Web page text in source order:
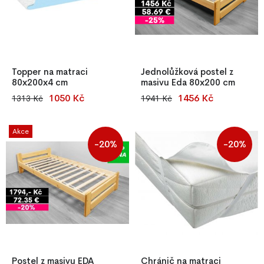
Topper na matraci
80x200x4 cm
Topper na matraci
pro vyrovnání povrchu
matrace a zvýšení pohodlí při
1313 Kč 1050 Kč
Jednolůžková postel z
masivu Eda 80x200 cm
Jednolůžková postel Eda
o síle 25–27 mm. Stabilní
konstrukce, nadčasový design
a kvalitní zpracování. Skvělá
volba pro domácnosti i
penziony.
1941 Kč 1456 Kč
Akce
-20%
Postel z masivu EDA
-20%
Chránič na matraci